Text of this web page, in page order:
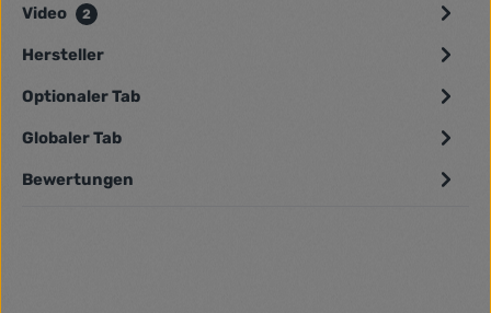
Video 2
Hersteller
Optionaler Tab
Globaler Tab
Bewertungen